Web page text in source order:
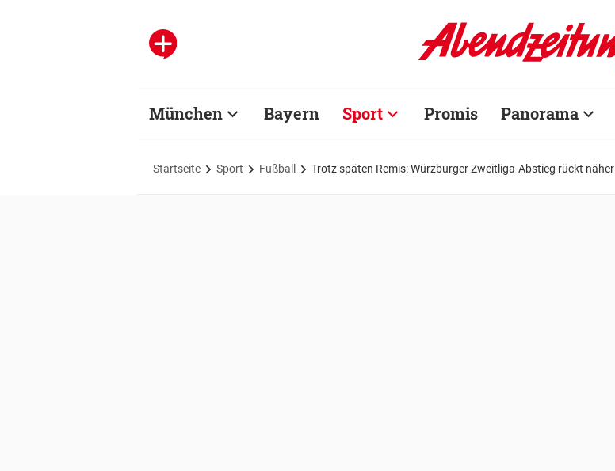
München Bayern Sport Promis Panorama
Startseite Sport Fußball Trotz späten Remis: Würzburger Zweitliga-Abstieg rückt näher